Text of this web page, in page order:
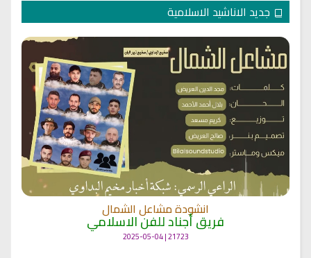
جديد الاناشيد الاسلامية
انشودة مشاعل الشمال
فريق أجناد للفن الاسلامي
21723 | 2025-05-04